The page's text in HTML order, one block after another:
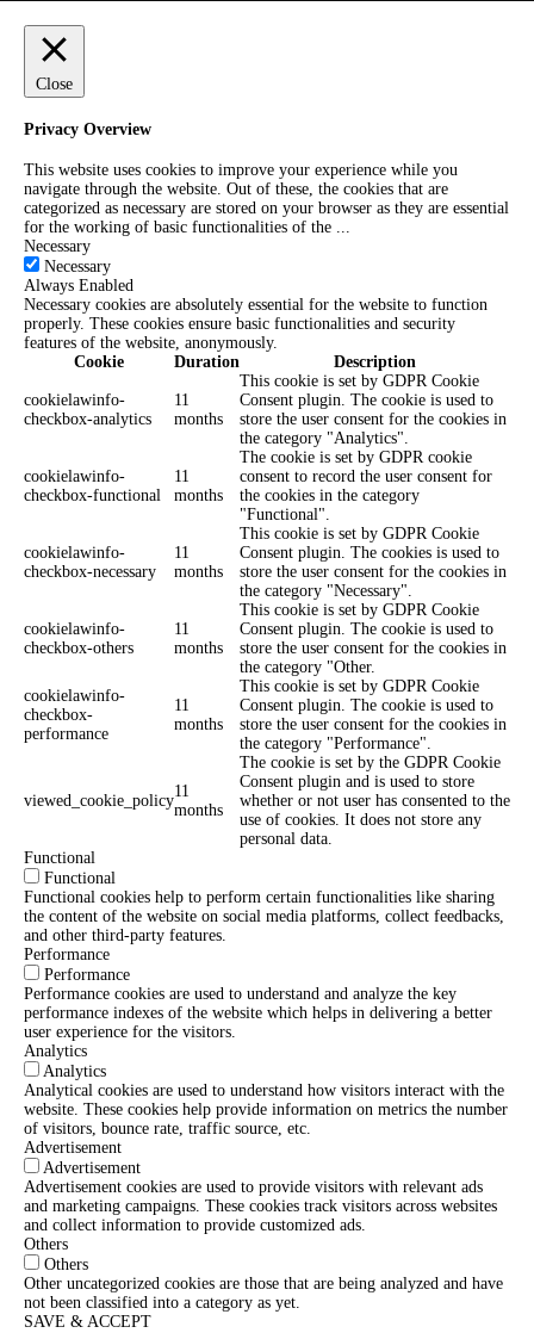
Close
Privacy Overview
This website uses cookies to improve your experience while you
navigate through the website. Out of these, the cookies that are
categorized as necessary are stored on your browser as they are essential
for the working of basic functionalities of the ...
Necessary
Necessary
Always Enabled
Necessary cookies are absolutely essential for the website to function
properly. These cookies ensure basic functionalities and security
features of the website, anonymously.
Cookie
Duration Description
cookielawinfo-
checkbox-analytics
11
months
This cookie is set by GDPR Cookie
Consent plugin. The cookie is used to
store the user consent for the cookies in
the category "Analytics".
cookielawinfo-
checkbox-functional
11
months
The cookie is set by GDPR cookie
consent to record the user consent for
the cookies in the category
"Functional".
cookielawinfo-
checkbox-necessary
11
months
This cookie is set by GDPR Cookie
Consent plugin. The cookies is used to
store the user consent for the cookies in
the category "Necessary".
cookielawinfo-
checkbox-others
11
months
This cookie is set by GDPR Cookie
Consent plugin. The cookie is used to
store the user consent for the cookies in
the category "Other.
cookielawinfo-
checkbox-
performance
11
months
This cookie is set by GDPR Cookie
Consent plugin. The cookie is used to
store the user consent for the cookies in
the category "Performance".
viewed_cookie_policy
11
months
The cookie is set by the GDPR Cookie
Consent plugin and is used to store
whether or not user has consented to the
use of cookies. It does not store any
personal data.
Functional
Functional
Functional cookies help to perform certain functionalities like sharing
the content of the website on social media platforms, collect feedbacks,
and other third-party features.
Performance
Performance
Performance cookies are used to understand and analyze the key
performance indexes of the website which helps in delivering a better
user experience for the visitors.
Analytics
Analytics
Analytical cookies are used to understand how visitors interact with the
website. These cookies help provide information on metrics the number
of visitors, bounce rate, traffic source, etc.
Advertisement
Advertisement
Advertisement cookies are used to provide visitors with relevant ads
and marketing campaigns. These cookies track visitors across websites
and collect information to provide customized ads.
Others
Others
Other uncategorized cookies are those that are being analyzed and have
not been classified into a category as yet.
SAVE & ACCEPT